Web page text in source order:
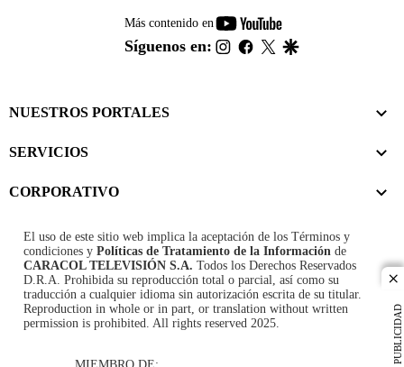
PUBLICIDAD
Más contenido en
youtube-
footer
Síguenos en: instagram
facebook
twitter
NUESTROS PORTALES
SERVICIOS
CORPORATIVO
El uso de este sitio web implica la aceptación de los Términos y
condiciones y Políticas de Tratamiento de la Información de
CARACOL TELEVISIÓN S.A. Todos los Derechos Reservados
D.R.A. Prohibida su reproducción total o parcial, así como su
traducción a cualquier idioma sin autorización escrita de su titular.
Reproduction in whole or in part, or translation without written
permission is prohibited. All rights reserved 2025.
MIEMBRO DE: